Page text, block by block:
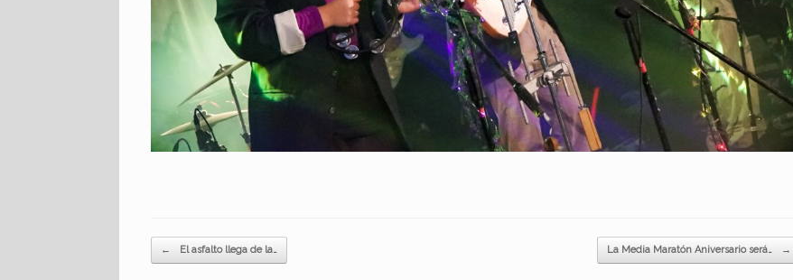
Navegador de artículos
← El asfalto llega de la… La Media Maratón Aniversario será… →